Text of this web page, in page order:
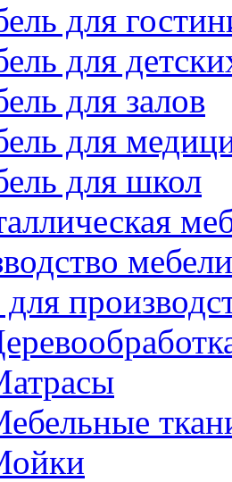
для
для
для залов
для
для школ
мебели